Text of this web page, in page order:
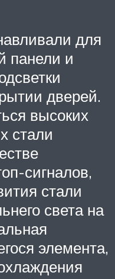
для
панели и
дверей.
высоких
стали
сигналов,
стали
света на
элемента,